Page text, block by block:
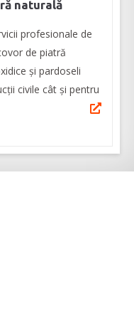
naturală
profesionale de
de piatră
și pardoseli
civile cât și pentru